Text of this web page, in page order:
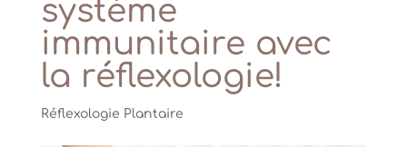
système
immunitaire avec
la réflexologie!
Réflexologie Plantaire